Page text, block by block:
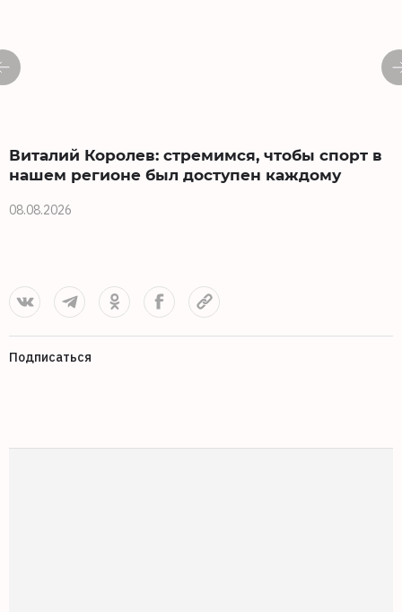
Виталий Королев: стремимся, чтобы спорт в
нашем регионе был доступен каждому
08.08.2026
Подписаться